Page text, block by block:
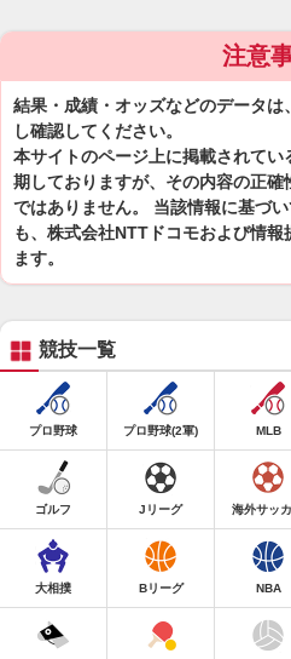
注意
結果・成績・オッズなどのデータ
し確認してください。
本サイトのページ上に掲載されて
期しておりますが、その内容の正
ではありません。 当該情報に基づ
も、株式会社NTTドコモおよび情
ます。
競技一覧
プロ野球 プロ野球(2軍) MLB
ゴルフ Jリーグ 海外サッ
大相撲 Bリーグ NBA